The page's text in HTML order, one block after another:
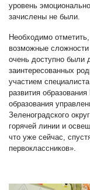
уровень
зачислены не были.
Необходимо
возможные сложности
очень доступно были
заинтересованных
участием
развития
образования
Зеленоградского
горячей линии и
что уже сейчас,
первоклассников».